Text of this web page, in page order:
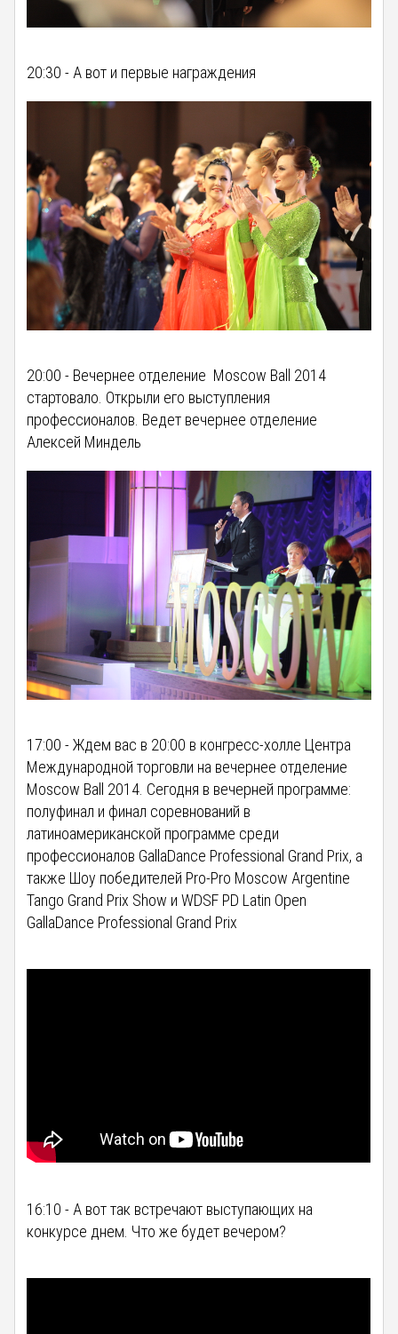
20:30 - А вот и первые награждения
20:00 - Вечернее отделение Moscow Ball 2014
стартовало. Oткрыли его выступления
профессионалов. Ведет вечернее отделение
Алексей Миндель
17:00 - Ждем вас в 20:00 в конгресс-холле Центра
Международной торговли на вечернее отделение
Moscow Ball 2014. Сегодня в вечерней программе:
полуфинал и финал соревнований в
латиноамериканской программе среди
профессионалов GallaDance Professional Grand Prix, а
также Шоу победителей Pro-Pro Moscow Argentine
Tango Grand Prix Show и WDSF PD Latin Open
GallaDance Professional Grand Prix
16:10 - А вот так встречают выступающих на
конкурсе днем. Что же будет вечером?